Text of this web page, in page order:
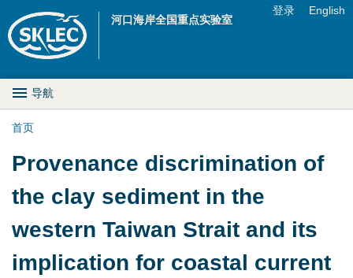
河口海岸全国重点实验室
m
n
u
登录 English
M
a
n
D
r
导航
你
在
里
首页
Provenance discrimination of
the clay sediment in the
western Taiwan Strait and its
implication for coastal current